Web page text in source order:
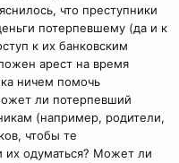
что преступники
потерпевшему (да и к
к их банковским
арест на время
ничем помочь
ли потерпевший
(например, родители,
чтобы те
их одуматься? Может ли